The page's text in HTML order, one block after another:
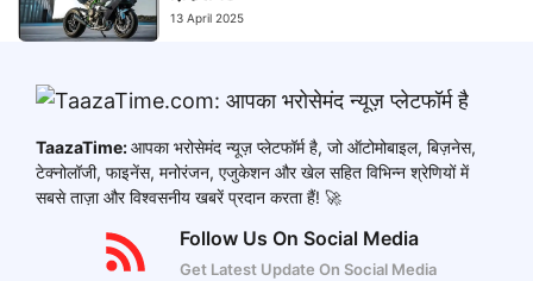
13 April 2025
TaazaTime:आपका भरोसेमंद न्यूज़ प्लेटफॉर्म है, जो ऑटोमोबाइल, बिज़नेस,
टेक्नोलॉजी, फाइनेंस, मनोरंजन, एजुकेशन और खेल सहित विभिन्न श्रेणियों में
सबसे ताज़ा और विश्वसनीय खबरें प्रदान करता हैं! 🚀
Follow Us On Social Media
Get Latest Update On Social Media